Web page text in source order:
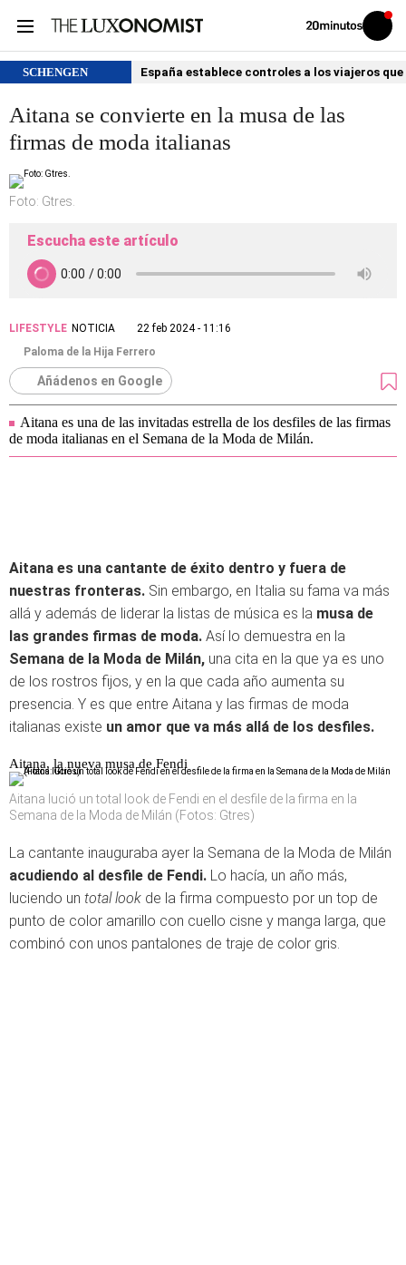
Volver
Iniciar
sesión
SCHENGEN España establece controles a los viajeros
Aitana se convierte en la musa de las
firmas de moda italianas
Foto: Gtres.
Escucha este artículo
LIFESTYLE NOTICIA
22 feb 2024 - 11:16
Paloma de la Hija Ferrero
Añádenos en Google
Aitana es una de las invitadas estrella de los desfiles de las firmas
de moda italianas en el Semana de la Moda de Milán.
Aitana es una cantante de éxito dentro y fuera de
nuestras fronteras. Sin embargo, en Italia su fama va más
allá y además de liderar la listas de música es la musa de
las grandes firmas de moda. Así lo demuestra en la
Semana de la Moda de Milán, una cita en la que ya es uno
de los rostros fijos, y en la que cada año aumenta su
presencia. Y es que entre Aitana y las firmas de moda
italianas existe un amor que va más allá de los desfiles.
Aitana, la nueva musa de Fendi
Aitana lució un total look de Fendi en el desfile de la firma en la
Semana de la Moda de Milán (Fotos: Gtres)
La cantante inauguraba ayer la Semana de la Moda de Milán
acudiendo al desfile de Fendi. Lo hacía, un año más,
luciendo un total look de la firma compuesto por un top de
punto de color amarillo con cuello cisne y manga larga, que
combinó con unos pantalones de traje de color gris.